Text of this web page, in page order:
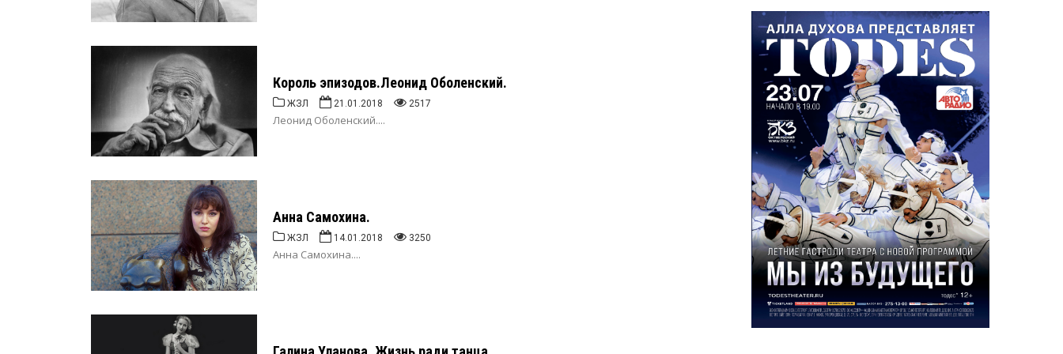
Король эпизодов.Леонид Оболенский.
ЖЗЛ 21.01.2018 2517
Леонид Оболенский....
Анна Самохина.
ЖЗЛ 14.01.2018 3250
Анна Самохина....